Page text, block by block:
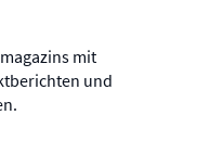
mit
und